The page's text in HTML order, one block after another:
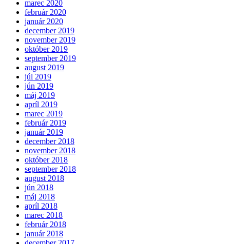
marec 2020
február 2020
január 2020
december 2019
november 2019
október 2019
september 2019
august 2019
júl 2019
jún 2019
máj 2019
apríl 2019
marec 2019
február 2019
január 2019
december 2018
november 2018
október 2018
september 2018
august 2018
jún 2018
máj 2018
apríl 2018
marec 2018
február 2018
január 2018